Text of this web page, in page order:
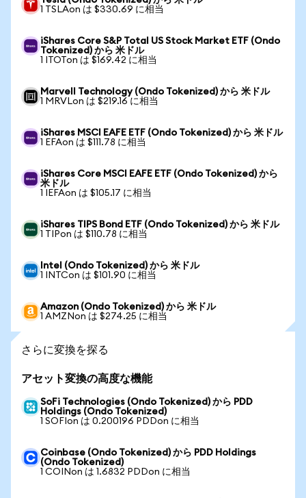
1 TSLAon は $330.69 に相当
iShares Core S&P Total US Stock Market ETF (Ondo
Tokenized) から 米ドル
1 ITOTon は $169.42 に相当
Marvell Technology (Ondo Tokenized) から 米ドル
1 MRVLon は $219.16 に相当
iShares MSCI EAFE ETF (Ondo Tokenized) から 米ドル
1 EFAon は $111.78 に相当
iShares Core MSCI EAFE ETF (Ondo Tokenized) から
米ドル
1 IEFAon は $105.17 に相当
iShares TIPS Bond ETF (Ondo Tokenized) から 米ドル
1 TIPon は $110.78 に相当
Intel (Ondo Tokenized) から 米ドル
1 INTCon は $101.90 に相当
Amazon (Ondo Tokenized) から 米ドル
1 AMZNon は $274.25 に相当
さらに変換を探る
アセット変換の高度な機能
SoFi Technologies (Ondo Tokenized) から PDD
Holdings (Ondo Tokenized)
1 SOFIon は 0.200196 PDDon に相当
Coinbase (Ondo Tokenized) から PDD Holdings
(Ondo Tokenized)
1 COINon は 1.6832 PDDon に相当